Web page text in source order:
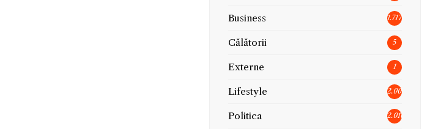
Business 1.717
Călătorii 5
Externe 1
Lifestyle 2.005
Politica 2.010